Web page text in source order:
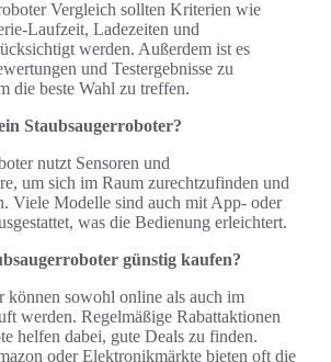
Vergleich sollten Kriterien wie
Laufzeit, Ladezeiten und
werden. Außerdem ist es
und Testergebnisse zu
die beste Wahl zu treffen.
Staubsaugerroboter?
nutzt Sensoren und
um sich im Raum zurechtzufinden und
Viele Modelle sind auch mit App- oder
was die Bedienung erleichtert.
günstig kaufen?
können sowohl online als auch im
werden. Regelmäßige Rabattaktionen
helfen dabei, gute Deals zu finden.
oder Elektronikmärkte bieten oft die